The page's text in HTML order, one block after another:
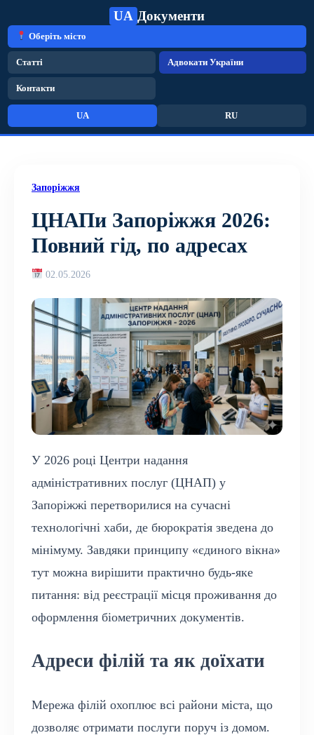
UA Документи
Оберіть місто
Статті Адвокати України
Контакти
UA RU
Запоріжжя
ЦНАПи Запоріжжя 2026:
Повний гід, по адресах
02.05.2026
У 2026 році Центри надання
адміністративних послуг (ЦНАП) у
Запоріжжі перетворилися на сучасні
технологічні хаби, де бюрократія зведена до
мінімуму. Завдяки принципу «єдиного вікна»
тут можна вирішити практично будь-яке
питання: від реєстрації місця проживання до
оформлення біометричних документів.
Адреси філій та як доїхати
Мережа філій охоплює всі райони міста, що
дозволяє отримати послуги поруч із домом.